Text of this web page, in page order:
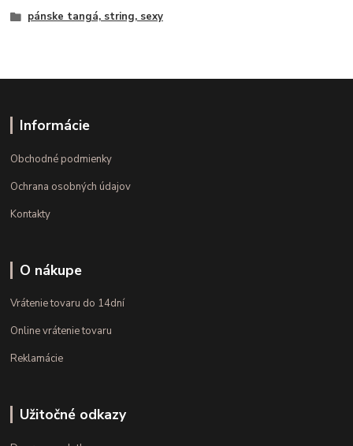
pánske tangá, string, sexy
Informácie
Obchodné podmienky
Ochrana osobných údajov
Kontakty
O nákupe
Vrátenie tovaru do 14dní
Online vrátenie tovaru
Reklamácie
Užitočné odkazy